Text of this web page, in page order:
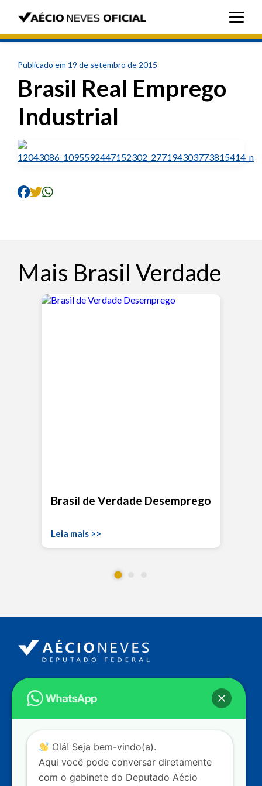
Publicado em 19 de setembro de 2015
Brasil Real Emprego
Industrial
Mais Brasil Verdade
Brasil de Verdade Desemprego
Leia mais >>
Endereço
Câmara dos Deputados
Ed. Principal, Ala C – Gabinete
Contato
dep.aecioneves@camara.leg.br
+55 (61) 3215-5964
Olá! Seja bem-vindo(a).
Aqui você pode conversar diretamente
com o gabinete do Deputado Aécio